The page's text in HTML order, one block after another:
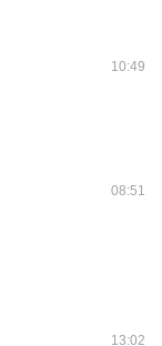
10:49
08:51
13:02